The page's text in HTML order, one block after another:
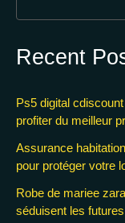
Recent
Ps5 digital
profiter du meilleur
Assurance
pour protéger votre
Robe de mariee
séduisent les